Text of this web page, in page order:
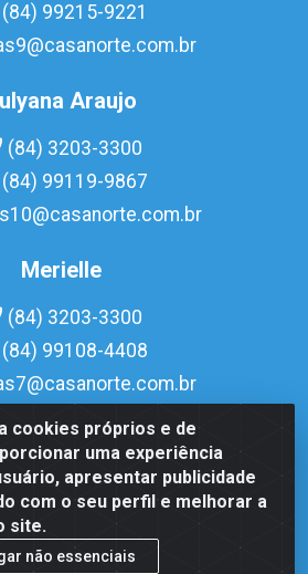
cookies próprios e de
uma experiência
apresentar publicidade
com o seu perfil e melhorar a
site.
não essenciais
(84) 99215-9221
Araujo
(84) 3203-3300
(84) 99119-9867
Merielle
(84) 3203-3300
(84) 99108-4408
Interventor Mário Câmara, 1815 - Dix-
RN - CEP 59054-600 - CNPJ
0001-51